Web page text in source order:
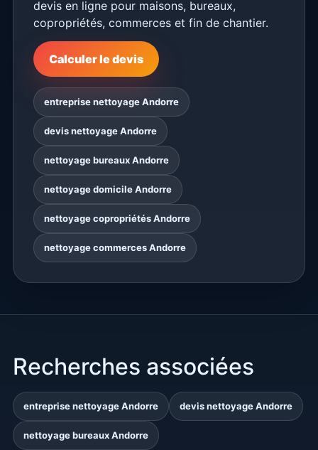
devis en ligne pour maisons, bureaux,
copropriétés, commerces et fin de chantier.
Calculer le devis
entreprise nettoyage Andorre
devis nettoyage Andorre
nettoyage bureaux Andorre
nettoyage domicile Andorre
nettoyage copropriétés Andorre
nettoyage commerces Andorre
Recherches associées
entreprise nettoyage Andorre devis nettoyage Andorre
nettoyage bureaux Andorre